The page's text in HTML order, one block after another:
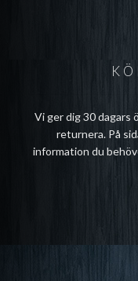
Vi ger dig 30 dagars
returnera. På
information du